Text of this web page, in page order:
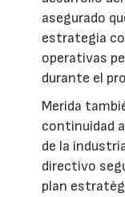
asegurado
estrategia
operativas
durante el
Merida
continuidad
de la
directivo
plan